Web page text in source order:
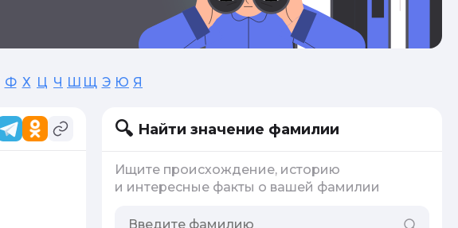
Ф Х Ц Ч Ш Щ Э Ю Я
Найти значение фамилии
Ищите происхождение, историю
и интересные факты о вашей фамилии